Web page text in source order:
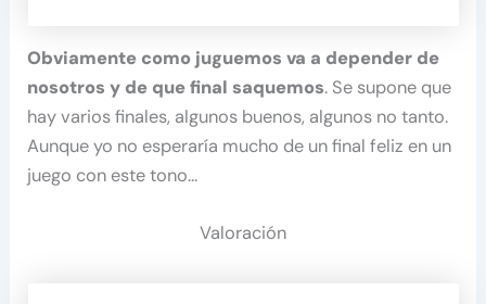
Obviamente como juguemos va a depender de
nosotros y de que final saquemos. Se supone que
hay varios finales, algunos buenos, algunos no tanto.
Aunque yo no esperaría mucho de un final feliz en un
juego con este tono…
Valoración